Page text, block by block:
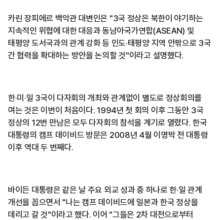
카린 장피에르 백악관 대변인은 "3국 정상은 북한이 야기하는
지속적인 위협에 대한 대응과 동남아국가연합(ASEAN) 및
태평양 도서국과의 관계 강화 등 인도·태평양 지역 안팎으로 3국
간 협력을 확대하는 방안을 논의할 것"이라고 설명했다.
한·미·일 3국이 다자회의 개최와 관계없이 별도로 정상회의를
여는 것은 이번이 처음이다. 1994년 첫 회의 이후 그동안 3국
정상의 12번 만남은 모두 다자회의 참석을 계기로 열렸다. 한국
대통령의 캠프 데이비드 방문은 2008년 4월 이명박 전 대통령
이후 역대 두 번째다.
바이든 대통령은 같은 날 주요 외교 성과 중 하나로 한·일 관계
개선을 꼽으면서 "나는 캠프 데이비드에 일본과 한국 정상을
데리고 갈 것"이라고 했다. 이어 "그들은 2차 대전으로부터